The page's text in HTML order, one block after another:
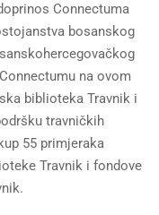
Connectuma
bosanskog
na ovom
biblioteka Travnik i
travničkih
55 primjeraka
Travnik i fondove